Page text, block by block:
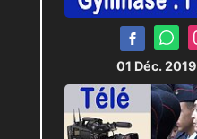
01 Déc. 2019